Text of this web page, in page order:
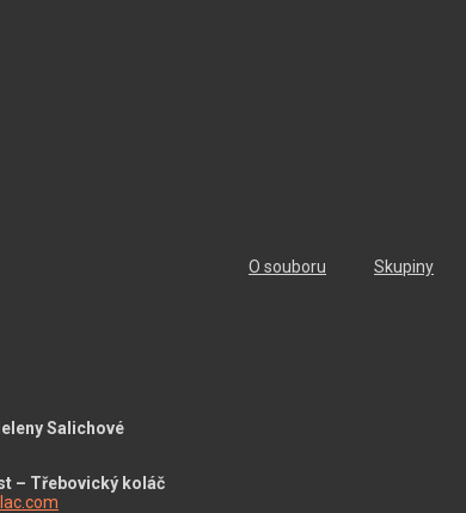
O souboru Skupiny
Salichové
– Třebovický koláč